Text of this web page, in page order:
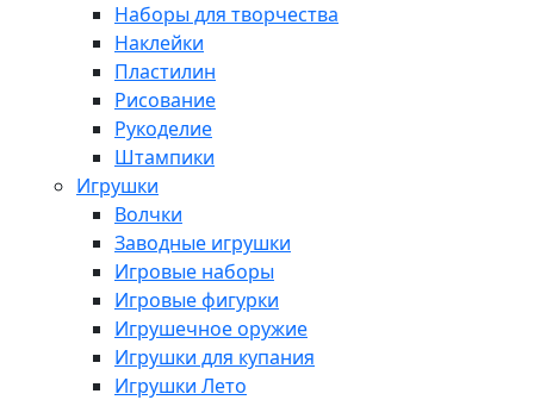
Наборы для творчества
Наклейки
Пластилин
Рисование
Рукоделие
Штампики
Игрушки
Волчки
Заводные игрушки
Игровые наборы
Игровые фигурки
Игрушечное оружие
Игрушки для купания
Игрушки Лето